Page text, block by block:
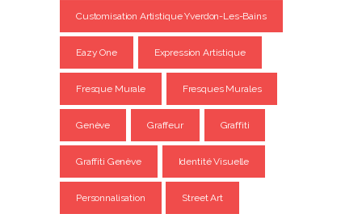
Customisation Artistique Yverdon-Les-Bains
Eazy One Expression Artistique
Fresque Murale Fresques Murales
Genève Graffeur Graffiti
Graffiti Genève Identité Visuelle
Personnalisation Street Art